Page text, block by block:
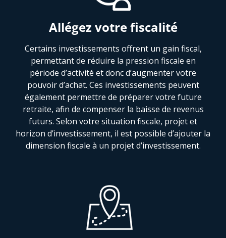
Allégez votre fiscalité
Certains investissements offrent un gain fiscal,
permettant de réduire la pression fiscale en
période d’activité et donc d’augmenter votre
pouvoir d’achat. Ces investissements peuvent
également permettre de préparer votre future
retraite, afin de compenser la baisse de revenus
futurs. Selon votre situation fiscale, projet et
horizon d’investissement, il est possible d’ajouter la
dimension fiscale à un projet d’investissement.